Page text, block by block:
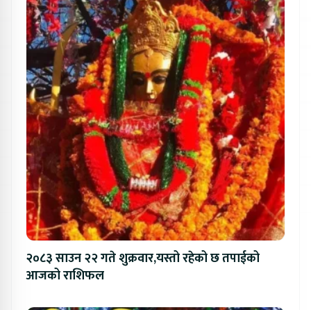
२०८३ साउन २२ गते शुक्रवार,यस्तो रहेको छ तपाईको
आजको राशिफल